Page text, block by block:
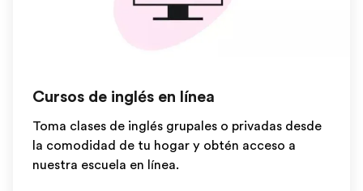
Cursos de inglés en línea
Toma clases de inglés grupales o privadas desde
la comodidad de tu hogar y obtén acceso a
nuestra escuela en línea.